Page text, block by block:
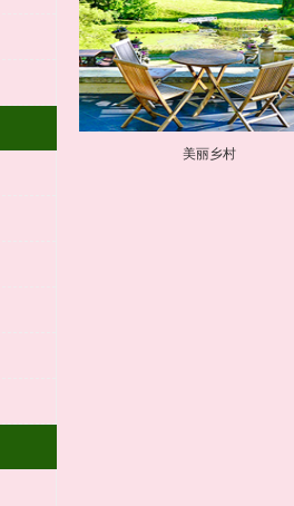
美丽乡村